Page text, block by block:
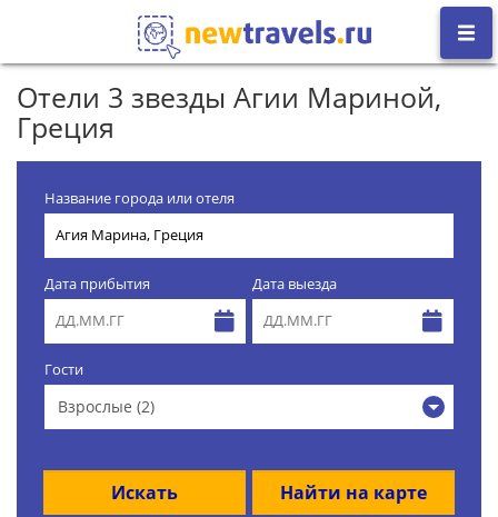
Отели 3 звезды Агии Мариной,
Греция
Название города или отеля
Дата прибытия Дата выезда
Гости
Взрослые (2)
Искать Найти на карте